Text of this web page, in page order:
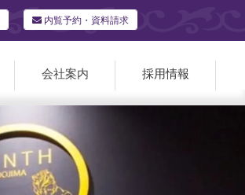
内覧予約・資料請求
会社案内 採用情報